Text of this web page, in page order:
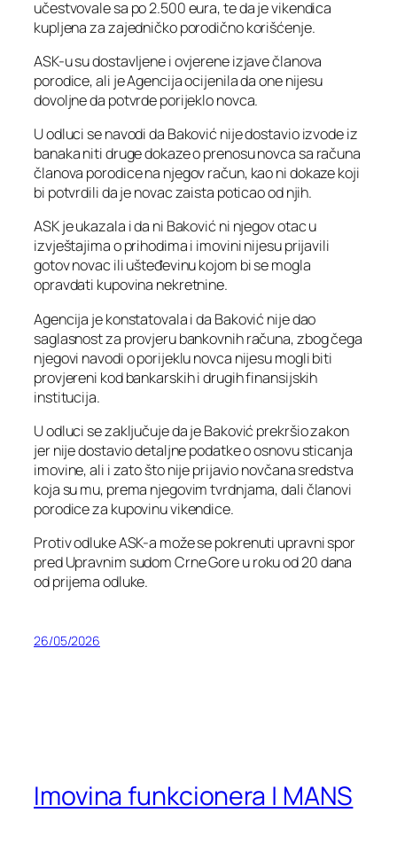
učestvovale sa po 2.500 eura, te da je vikendica
kupljena za zajedničko porodično korišćenje.
ASK-u su dostavljene i ovjerene izjave članova
porodice, ali je Agencija ocijenila da one nijesu
dovoljne da potvrde porijeklo novca.
U odluci se navodi da Baković nije dostavio izvode iz
banaka niti druge dokaze o prenosu novca sa računa
članova porodice na njegov račun, kao ni dokaze koji
bi potvrdili da je novac zaista poticao od njih.
ASK je ukazala i da ni Baković ni njegov otac u
izvještajima o prihodima i imovini nijesu prijavili
gotov novac ili ušteđevinu kojom bi se mogla
opravdati kupovina nekretnine.
Agencija je konstatovala i da Baković nije dao
saglasnost za provjeru bankovnih računa, zbog čega
njegovi navodi o porijeklu novca nijesu mogli biti
provjereni kod bankarskih i drugih finansijskih
institucija.
U odluci se zaključuje da je Baković prekršio zakon
jer nije dostavio detaljne podatke o osnovu sticanja
imovine, ali i zato što nije prijavio novčana sredstva
koja su mu, prema njegovim tvrdnjama, dali članovi
porodice za kupovinu vikendice.
Protiv odluke ASK-a može se pokrenuti upravni spor
pred Upravnim sudom Crne Gore u roku od 20 dana
od prijema odluke.
26/05/2026
Imovina funkcionera | MANS